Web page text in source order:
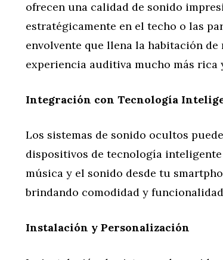
ofrecen una calidad de sonido
estratégicamente en el techo o las
envolvente que llena la habitación
experiencia auditiva mucho más rica
Integración con Tecnología
Los sistemas de sonido ocultos
dispositivos de tecnología
música y el sonido desde tu
brindando comodidad y
Instalación y Personalización